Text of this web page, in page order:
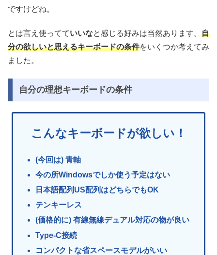
ですけどね。
とは言え使ってていいなと感じる好みは当然あります。 自
分の欲しいと思えるキーボードの条件をいくつか考えてみ
ました。
自分の理想キーボードの条件
こんなキーボードが欲しい！
(今回は) 青軸
今の所Windowsでしか使う予定はない
日本語配列US配列はどちらでもOK
テンキーレス
(価格的に) 有線無線デュアル対応の物が良い
Type-C接続
コンパクトな省スペースモデルがいい